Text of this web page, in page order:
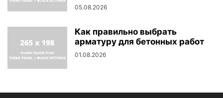
05.08.2026
Как правильно выбрать
арматуру для бетонных работ
01.08.2026